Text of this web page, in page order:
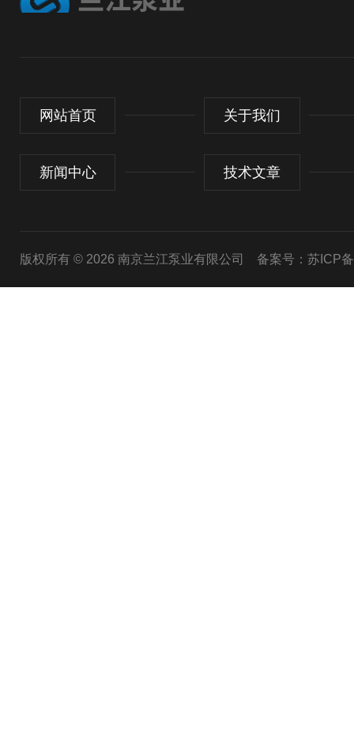
网站首页 关于我们
新闻中心 技术文章
版权所有 © 2026 南京兰江泵业有限公司 备案号：苏ICP